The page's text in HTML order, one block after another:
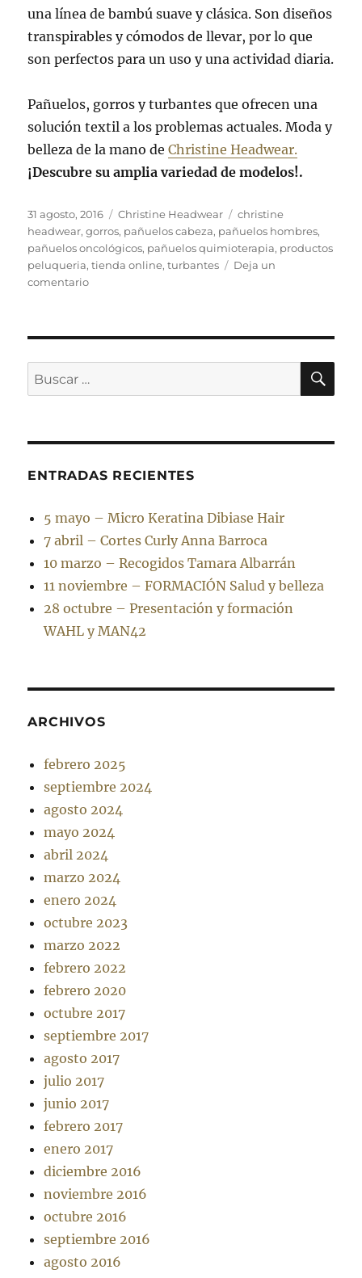
una línea de bambú suave y clásica. Son diseños
transpirables y cómodos de llevar, por lo que
son perfectos para un uso y una actividad diaria.
Pañuelos, gorros y turbantes que ofrecen una
solución textil a los problemas actuales. Moda y
belleza de la mano deChristine Headwear.
¡Descubre su amplia variedad de modelos!.
Publicado
el
31 agosto, 2016 Categorías
Christine Headwear Etiquetas
christine
headwear,gorros, pañuelos cabeza, pañuelos hombres,
pañuelos oncológicos, pañuelos quimioterapia, productos
peluqueria,tienda online,turbantes
Deja un
comentarioen
y
turbantes
Buscar
por:
ENTRADAS RECIENTES
5 mayo – Micro Keratina Dibiase Hair
7 abril – Cortes Curly Anna Barroca
10 marzo – Recogidos Tamara Albarrán
11 noviembre – FORMACIÓN Salud y belleza
28 octubre – Presentación y formación
WAHL y MAN42
ARCHIVOS
febrero 2025
septiembre 2024
agosto 2024
mayo 2024
abril 2024
marzo 2024
enero 2024
octubre 2023
marzo 2022
febrero 2022
febrero 2020
octubre 2017
septiembre 2017
agosto 2017
julio 2017
junio 2017
febrero 2017
enero 2017
diciembre 2016
noviembre 2016
octubre 2016
septiembre 2016
agosto 2016